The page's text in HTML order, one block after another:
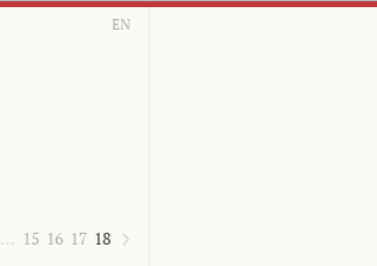
EN
… 15 16 17 18